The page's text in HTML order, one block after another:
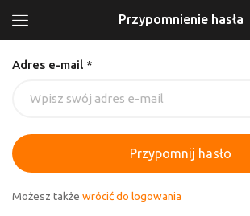
Przypomnienie hasła
Adres e-mail *
Przypomnij hasło
Możesz także wrócić do logowania